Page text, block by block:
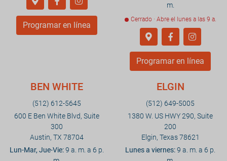
Programar en línea
m.
Cerrado · Abre el lunes a las 9 a.
Programar en línea
BEN WHITE
(512) 612-5645
600 E Ben White Blvd, Suite
300
Austin, TX 78704
Lun-Mar, Jue-Vie:9 a. m. a 6 p.
ELGIN
(512) 649-5005
1380 W. US HWY 290, Suite
200
Elgin, Texas 78621
Lunes a viernes:9 a. m. a 6 p.